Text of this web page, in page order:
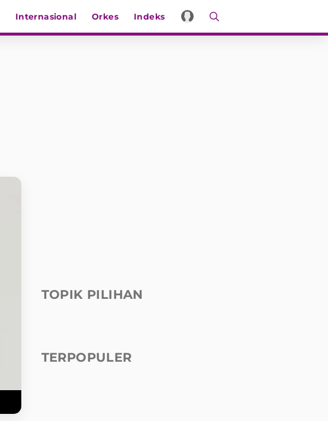
Internasional Orkes Indeks
TOPIK PILIHAN
TERPOPULER